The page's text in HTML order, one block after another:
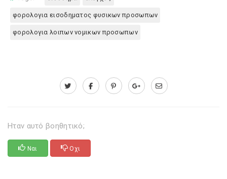
φορολογια εισοδηματος φυσικων προσωπων
φορολογια λοιπων νομικων προσωπων
Ηταν αυτό βοηθητικό;
Ναι Οχι